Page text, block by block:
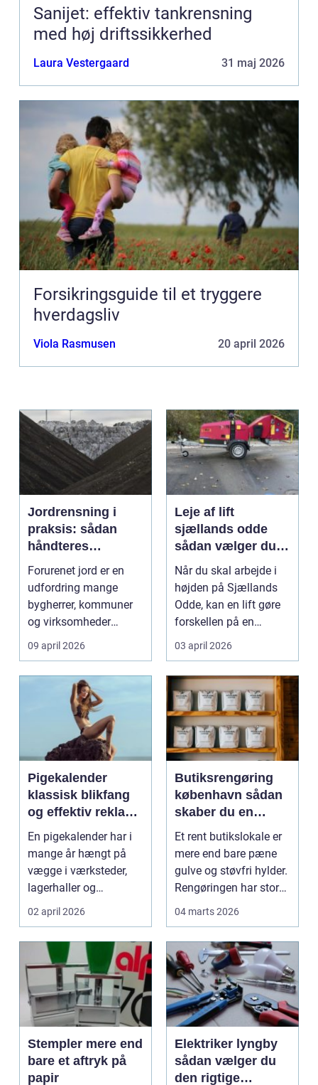
Sanijet: effektiv tankrensning
med høj driftssikkerhed
Laura Vestergaard 31 maj 2026
Forsikringsguide til et tryggere
hverdagsliv
Viola Rasmusen 20 april 2026
Jordrensning i
praksis: sådan
håndteres
forurenet jord
ansvarligt
Forurenet jord er en
udfordring mange
bygherrer, kommuner
og virksomheder
møder, når gamle
industrig...
09 april 2026
Leje af lift
sjællands odde
sådan vælger du
den rigtige løsning
Når du skal arbejde i
højden på Sjællands
Odde, kan en lift gøre
forskellen på en
besværlig og en ov...
03 april 2026
Pigekalender
klassisk blikfang
og effektiv reklame
året rundt
En pigekalender har i
mange år hængt på
vægge i værksteder,
lagerhaller og
frokoststuer over hele
02 april 2026
Butiksrengøring
københavn sådan
skaber du en
butik, kunderne
har lyst til at
komme tilbage til
Et rent butikslokale er
mere end bare pæne
gulve og støvfri hylder.
Rengøringen har stor
betydning f...
04 marts 2026
Stempler mere end
bare et aftryk på
papir
Elektriker lyngby
sådan vælger du
den rigtige